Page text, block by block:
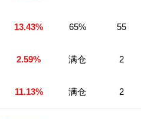
13.43% 65% 55
2.59% 满仓 2
11.13% 满仓 2